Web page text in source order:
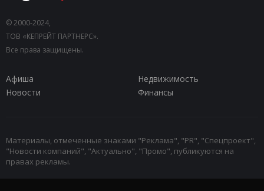
© 2000-2024,
ТОВ «КЕПРЕЙТ ПАРТНЕРС».
Все права защищены.
Афиша
Недвижимость
Новости
Финансы
Материалы, отмеченные знаками "Реклама", "PR", "Спецпроект",
"Новости компаний", "Актуально", "Промо", публикуются на
правах рекламы.